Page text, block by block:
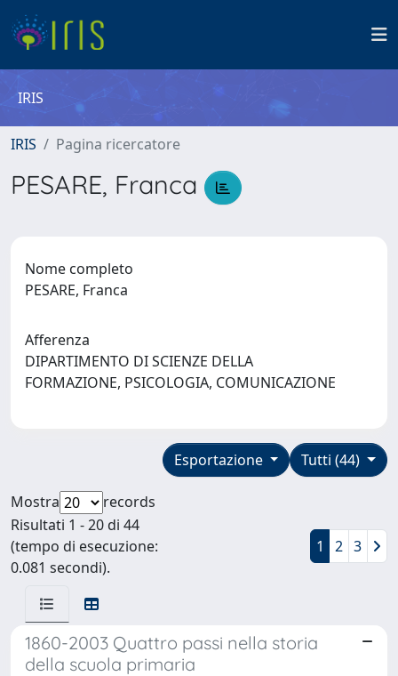
IRIS
IRIS Pagina ricercatore
PESARE, Franca
Nome completo
PESARE, Franca
Afferenza
DIPARTIMENTO DI SCIENZE DELLA
FORMAZIONE, PSICOLOGIA, COMUNICAZIONE
Tutti (44)
Esportazione
Mostra
records
Risultati 1 - 20 di 44
(tempo di esecuzione:
0.081 secondi).
1 2 3
1860-2003 Quattro passi nella storia
della scuola primaria